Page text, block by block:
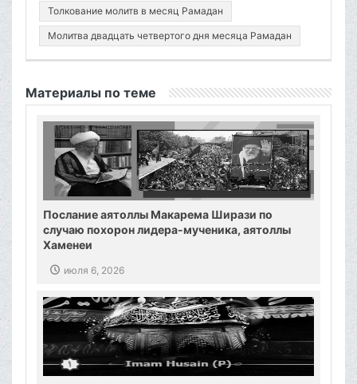
Толкование молитв в месяц Рамадан
Молитва двадцать четвертого дня месяца Рамадан
Материалы по теме
Послание аятоллы Макарема Ширази по
случаю похорон лидера-мученика, аятоллы
Хаменеи
июля 6, 2026